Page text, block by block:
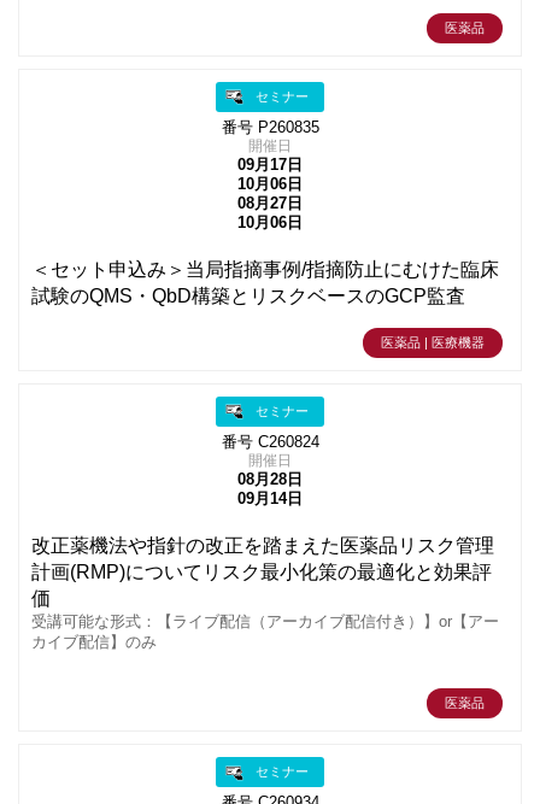
医薬品
セミナー
番号 P260835
開催日
09月17日
10月06日
08月27日
10月06日
＜セット申込み＞当局指摘事例/指摘防止にむけた臨床
試験のQMS・QbD構築とリスクベースのGCP監査
医薬品 | 医療機器
セミナー
番号 C260824
開催日
08月28日
09月14日
改正薬機法や指針の改正を踏まえた医薬品リスク管理
計画(RMP)についてリスク最小化策の最適化と効果評
価
受講可能な形式：【ライブ配信（アーカイブ配信付き）】or【アー
カイブ配信】のみ
医薬品
セミナー